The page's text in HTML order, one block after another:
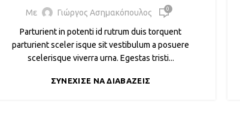
Με Γιώργος Ασημακόπουλος 0
Parturient in potenti id rutrum duis torquent
parturient sceler isque sit vestibulum a posuere
scelerisque viverra urna. Egestas tristi...
ΣΥΝΈΧΙΣΕ ΝΑ ΔΙΑΒΆΖΕΙΣ